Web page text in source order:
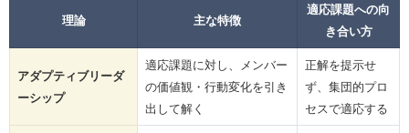
理論 主な特徴
適応課題への向
き合い方
アダプティブリーダ
ーシップ
適応課題に対し、メンバー
の価値観・行動変化を引き
出して解く
正解を提示せ
ず、集団的プロ
セスで適応する